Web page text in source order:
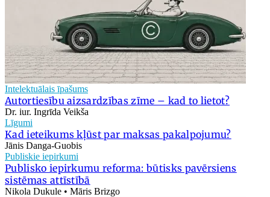
Intelektuālais īpašums
Autortiesību aizsardzības zīme – kad to lietot?
Dr. iur. Ingrīda Veikša
Līgumi
Kad ieteikums kļūst par maksas pakalpojumu?
Jānis Danga-Guobis
Publiskie iepirkumi
Publisko iepirkumu reforma: būtisks pavērsiens
sistēmas attīstībā
Nikola Dukule • Māris Brizgo